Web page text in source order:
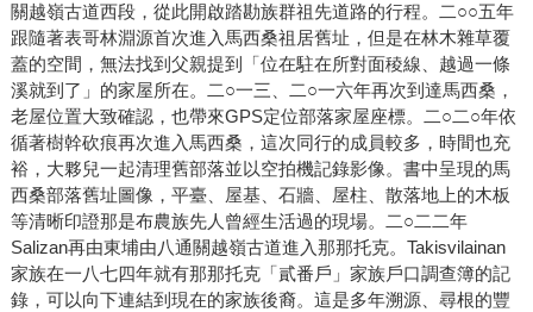
關越嶺古道西段，從此開啟踏勘族群祖先道路的行程。二○○五年
跟隨著表哥林淵源首次進入馬西桑祖居舊址，但是在林木雜草覆
蓋的空間，無法找到父親提到「位在駐在所對面稜線、越過一條
溪就到了」的家屋所在。二○一三、二○一六年再次到達馬西桑，
老屋位置大致確認，也帶來GPS定位部落家屋座標。二○二○年依
循著樹幹砍痕再次進入馬西桑，這次同行的成員較多，時間也充
裕，大夥兒一起清理舊部落並以空拍機記錄影像。書中呈現的馬
西桑部落舊址圖像，平臺、屋基、石牆、屋柱、散落地上的木板
等清晰印證那是布農族先人曾經生活過的現場。二○二二年
Salizan再由東埔由八通關越嶺古道進入那那托克。Takisvilainan
家族在一八七四年就有那那托克「貳番戶」家族戶口調查簿的記
錄，可以向下連結到現在的家族後裔。這是多年溯源、尋根的豐